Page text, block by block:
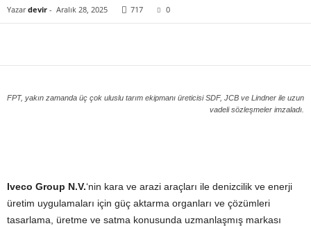
Yazar devir - Aralık 28, 2025 717 0
FPT, yakın zamanda üç çok uluslu tarım ekipmanı üreticisi SDF, JCB ve Lindner ile uzun
vadeli sözleşmeler imzaladı.
Iveco Group N.V.‘nin kara ve arazi araçları ile denizcilik ve enerji
üretim uygulamaları için güç aktarma organları ve çözümleri
tasarlama, üretme ve satma konusunda uzmanlaşmış markası